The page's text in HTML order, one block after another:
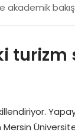
bakış
turizm